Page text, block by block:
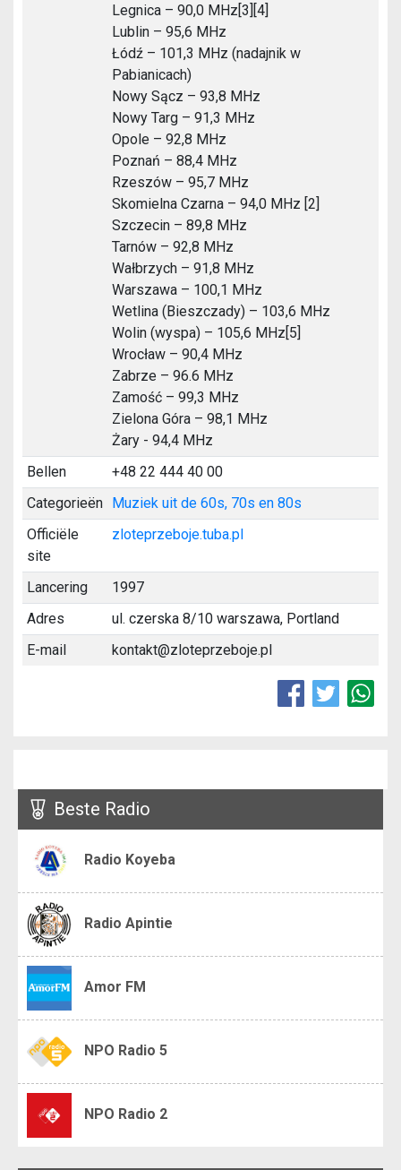
Legnica – 90,0 MHz[3][4]
Lublin – 95,6 MHz
Łódź – 101,3 MHz (nadajnik w
Pabianicach)
Nowy Sącz – 93,8 MHz
Nowy Targ – 91,3 MHz
Opole – 92,8 MHz
Poznań – 88,4 MHz
Rzeszów – 95,7 MHz
Skomielna Czarna – 94,0 MHz [2]
Szczecin – 89,8 MHz
Tarnów – 92,8 MHz
Wałbrzych – 91,8 MHz
Warszawa – 100,1 MHz
Wetlina (Bieszczady) – 103,6 MHz
Wolin (wyspa) – 105,6 MHz[5]
Wrocław – 90,4 MHz
Zabrze – 96.6 MHz
Zamość – 99,3 MHz
Zielona Góra – 98,1 MHz
Żary - 94,4 MHz
Bellen
+48 22 444 40 00
Categorieën Muziek uit de 60s, 70s en 80s
Officiële
site
zloteprzeboje.tuba.pl
Lancering
1997
Adres
ul. czerska 8/10 warszawa, Portland
E-mail
kontakt@zloteprzeboje.pl
Beste Radio
Radio Koyeba
Radio Apintie
Amor FM
NPO Radio 5
NPO Radio 2